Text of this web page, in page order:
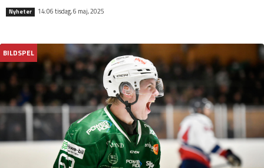
Nyheter 14:06 tisdag, 6 maj, 2025
BILDSPEL